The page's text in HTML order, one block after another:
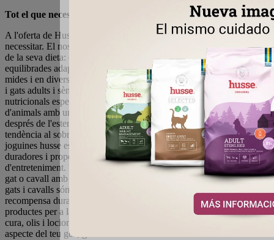
Tot el que necessites per a la teva mascota en un sol lloc
A l'oferta de Husse trobaràs tot el que la teva mascota pugui
necessitar. El nostre menjar sec per a gossos i gats és una gran base
de la seva dieta: els aliments secs són dietes correctament
equilibrades adaptades a les necessitats de gossos i gats de diverses
mides i en diverses etapes de la vida, és a dir, cadells i gatets, gossos
i gats adults i sèniors. Tens un gos o un gat amb necessitats
nutricionals especials? Ens ocupem de les necessitats especials
d'animals amb un sistema digestiu sensible i al·lèrgies alimentàries,
després de l'esterilització o castració, i de les mascotes amb
tendència al sobrepès. Busques joguines per a gossos i gats? Les
joguines husse estan fetes de materials de la més alta qualitat, són
duradores i proporcionaran a la vostra mascota hores
d'entreteniment. Pots diversificar la dieta sana i natural del teu gos,
gat o cavall amb delícies saboroses. Les llaminadures per a gossos,
gats i cavalls són una addició saborosa a la seva dieta i una gran
recompensa durant l'entrenament i l'entrenament. Necessites
productes per a la teva mascota? Aconsegueix xampús, cosmètics de
cura, olis i locions amb els quals tindràs cura del bonic i saludable
aspecte del teu gos, gat o cavall.